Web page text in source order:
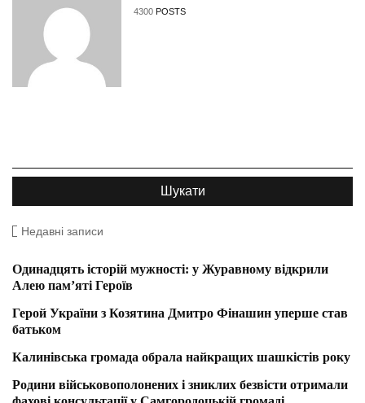
4300 POSTS
Недавні записи
Одинадцять історій мужності: у Журавному відкрили
Алею пам’яті Героїв
Герой України з Козятина Дмитро Фінашин уперше став
батьком
Калинівська громада обрала найкращих шашкістів року
Родини військовополонених і зниклих безвісти отримали